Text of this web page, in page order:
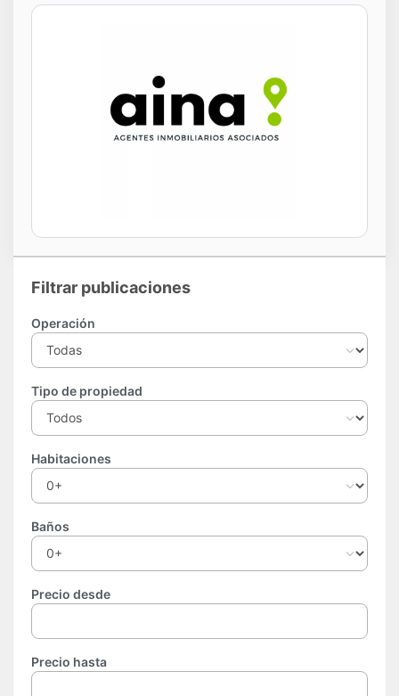
Filtrar publicaciones
Operación
Tipo de propiedad
Habitaciones
Baños
Precio desde
Precio hasta